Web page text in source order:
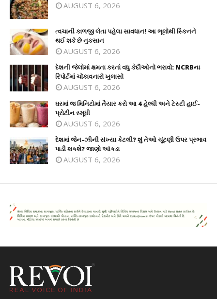
AUGUST 6, 2026
ત્વચાની કાળજી લેતા પહેલા સાવધાન! આ ભૂલોથી સ્કિનને
થઈ શકે છે નુકસાન
AUGUST 6, 2026
દેશની જેલોમાં ક્ષમતા કરતાં વધુ કેદીઓનો ભરાવો: NCRBના
રિપોર્ટમાં ચોંકાવનારો ખુલાસો
AUGUST 6, 2026
ઘરમાં જ મિનિટોમાં તૈયાર કરો આ 4 હેલ્ધી અને ટેસ્ટી હાઈ-
પ્રોટીન સ્મૂધી
AUGUST 6, 2026
દેશમાં જેન-ઝીની સંખ્યા કેટલી? શું તેઓ ચૂંટણી ઉપર પ્રભાવ
પાડી શકશે? જાણો આંકડા
AUGUST 6, 2026